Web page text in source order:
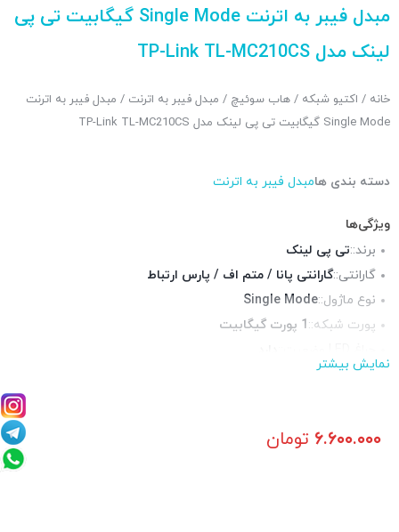
مبدل فیبر به اترنت Single Mode گیگابیت تی پی
لینک مدل TP-Link TL-MC210CS
خانه / اکتیو شبکه / هاب سوئیچ / مبدل فیبر به اترنت / مبدل فیبر به اترنت
Single Mode گیگابیت تی پی لینک مدل TP-Link TL-MC210CS
دسته بندی هامبدل فیبر به اترنت
ویژگی‌ها
برند::تی پی لینک
گارانتی::گارانتی پانا / متم اف / پارس ارتباط
نوع ماژول::Single Mode
پورت شبکه::1 پورت گیگابیت
منبع تغذیه::
نمایش بیشتر
۶.۶۰۰.۰۰۰ تومان